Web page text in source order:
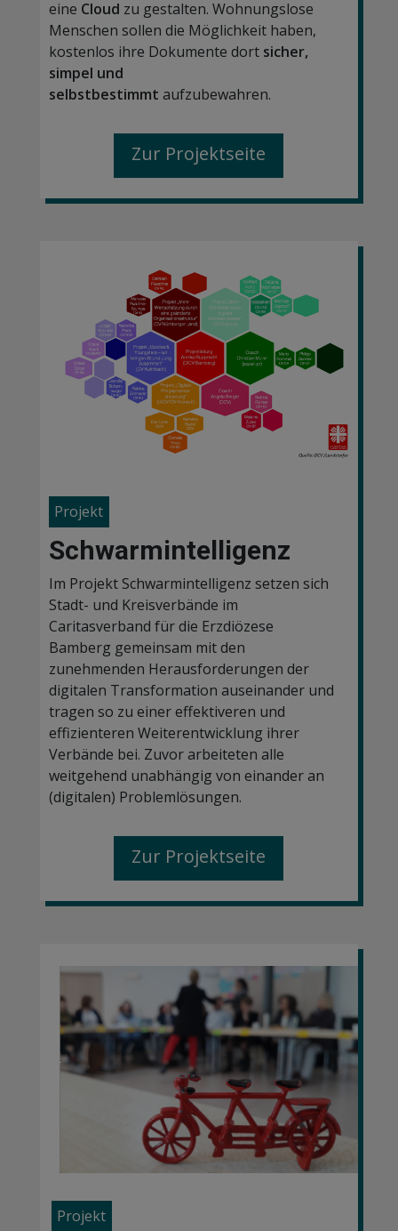
eine Cloud zu gestalten. Wohnungslose
Menschen sollen die Möglichkeit haben,
kostenlos ihre Dokumente dort sicher,
simpel und
selbstbestimmt aufzubewahren.
Zur Projektseite
Projekt
Schwarmintelligenz
Im Projekt Schwarmintelligenz setzen sich
Stadt- und Kreisverbände im
Caritasverband für die Erzdiözese
Bamberg gemeinsam mit den
zunehmenden Herausforderungen der
digitalen Transformation auseinander und
tragen so zu einer effektiveren und
effizienteren Weiterentwicklung ihrer
Verbände bei. Zuvor arbeiteten alle
weitgehend unabhängig von einander an
(digitalen) Problemlösungen.
Zur Projektseite
Projekt